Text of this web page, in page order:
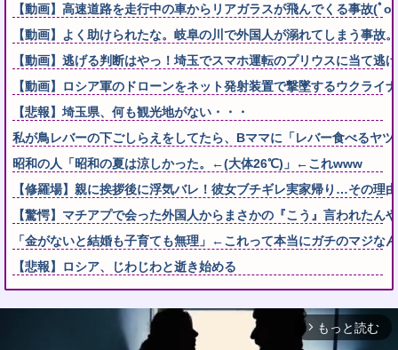
【動画】高速道路を走行中の車からリアガラスが飛んでくる事故(ﾟo
【動画】よく助けられたな。岐阜の川で外国人が溺れてしまう事故。
【動画】逃げる判断はやっ！埼玉でスマホ運転のプリウスに当て逃
【動画】ロシア軍のドローンをネット発射装置で撃墜するウクライ
【悲報】埼玉県、何も観光地がない・・・
私が鳥レバーの下ごしらえをしてたら、Bママに「レバー食べるヤ
昭和の人「昭和の夏は涼しかった。←(大体26℃)」←これwww
【修羅場】親に挨拶後に浮気バレ！彼女ブチギレ実家帰り…その理
【驚愕】マチアプで会った外国人からまさかの『こう』言われたん
「金がないと結婚も子育ても無理」←これって本当にガチのマジな
【悲報】ロシア、じわじわと逝き始める
arrow_forward_ios もっと読む